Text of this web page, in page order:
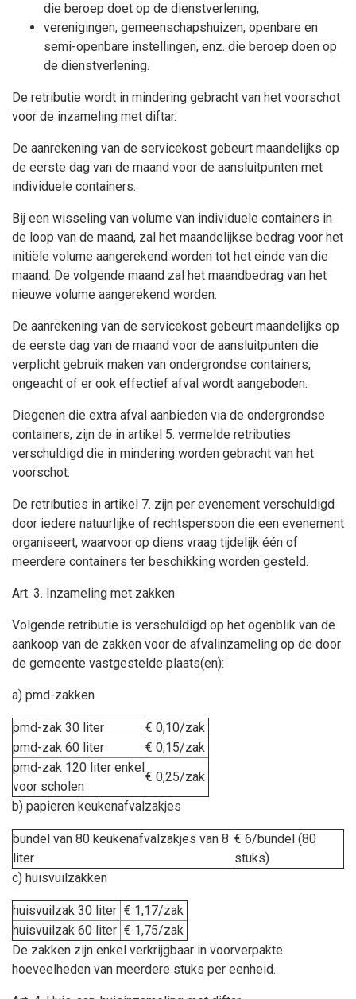
die beroep doet op de dienstverlening,
verenigingen, gemeenschapshuizen, openbare en
semi-openbare instellingen, enz. die beroep doen op
de dienstverlening.
De retributie wordt in mindering gebracht van het voorschot
voor de inzameling met diftar.
De aanrekening van de servicekost gebeurt maandelijks op
de eerste dag van de maand voor de aansluitpunten met
individuele containers.
Bij een wisseling van volume van individuele containers in
de loop van de maand, zal het maandelijkse bedrag voor het
initiële volume aangerekend worden tot het einde van die
maand. De volgende maand zal het maandbedrag van het
nieuwe volume aangerekend worden.
De aanrekening van de servicekost gebeurt maandelijks op
de eerste dag van de maand voor de aansluitpunten die
verplicht gebruik maken van ondergrondse containers,
ongeacht of er ook effectief afval wordt aangeboden.
Diegenen die extra afval aanbieden via de ondergrondse
containers, zijn de in artikel 5. vermelde retributies
verschuldigd die in mindering worden gebracht van het
voorschot.
De retributies in artikel 7. zijn per evenement verschuldigd
door iedere natuurlijke of rechtspersoon die een evenement
organiseert, waarvoor op diens vraag tijdelijk één of
meerdere containers ter beschikking worden gesteld.
Art. 3. Inzameling met zakken
Volgende retributie is verschuldigd op het ogenblik van de
aankoop van de zakken voor de afvalinzameling op de door
de gemeente vastgestelde plaats(en):
a) pmd-zakken
pmd-zak 30 liter
€ 0,10/zak
pmd-zak 60 liter
€ 0,15/zak
pmd-zak 120 liter enkel
voor scholen
€ 0,25/zak
b) papieren keukenafvalzakjes
bundel van 80 keukenafvalzakjes van 8
liter
€ 6/bundel (80
stuks)
c) huisvuilzakken
huisvuilzak 30 liter € 1,17/zak
huisvuilzak 60 liter € 1,75/zak
De zakken zijn enkel verkrijgbaar in voorverpakte
hoeveelheden van meerdere stuks per eenheid.